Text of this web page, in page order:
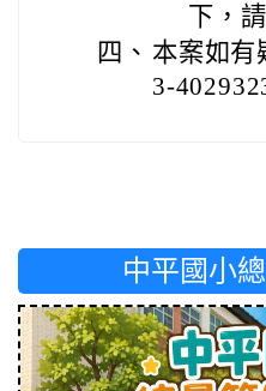
下，
四、 本案如有
3-
中平國小